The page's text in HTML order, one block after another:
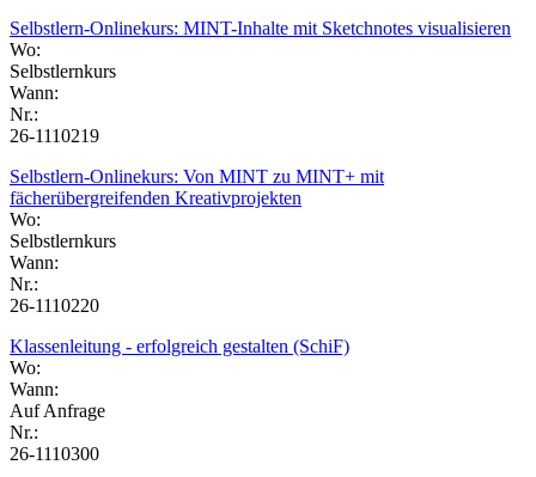
Selbstlern-Onlinekurs: MINT-Inhalte mit Sketchnotes visualisieren
Wo:
Selbstlernkurs
Wann:
Nr.:
26-1110219
Selbstlern-Onlinekurs: Von MINT zu MINT+ mit
fächerübergreifenden Kreativprojekten
Wo:
Selbstlernkurs
Wann:
Nr.:
26-1110220
Klassenleitung - erfolgreich gestalten (SchiF)
Wo:
Wann:
Auf Anfrage
Nr.:
26-1110300